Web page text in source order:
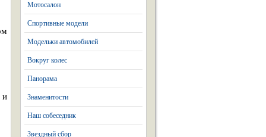
и
Мотосалон
Спортивные модели
Модельки автомобилей
Вокруг колес
Панорама
Знаменитости
Наш собеседник
Звездный сбор